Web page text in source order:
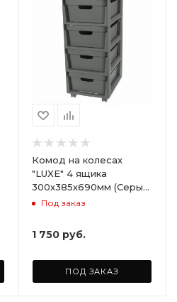
Комод на колесах
"LUXE" 4 ящика
300х385х690мм (Серый)
ARD258086
Под заказ
1 750 руб.
ПОД ЗАКАЗ